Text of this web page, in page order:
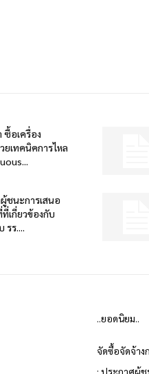
ซื้อเครื่อง
ยเทคนิคการไหล
ชนะการเสนอ
เกี่ยวข้องกับ
รร....
..ยอดนิยม..
จัดซื้อจัดจ้าง
: ประกาศผู้ช